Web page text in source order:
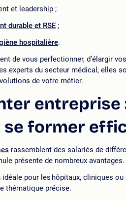
et leadership ;
durable et RSE ;
hospitalière.
de vous perfectionner, d’élargir
experts du secteur médical, elles
de votre métier.
entreprise
se former
rassemblent des salariés de
présente de nombreux avantages.
idéale pour les hôpitaux, cliniques
thématique précise.